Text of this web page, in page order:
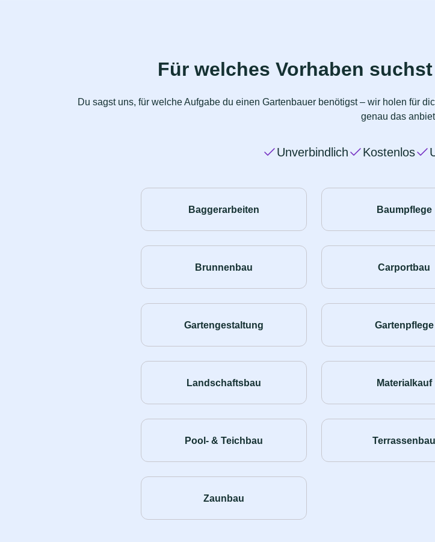
Für welches Vorhaben
Du sagst uns, für welche Aufgabe du einen Gartenbauer benötigst – wir holen für
genau das
Unverbindlich Kostenlos
Baggerarbeiten Baumpflege
Brunnenbau Carportbau
Gartengestaltung Gartenpflege
Landschaftsbau Materialkauf
Pool- & Teichbau Terrassenbau
Zaunbau